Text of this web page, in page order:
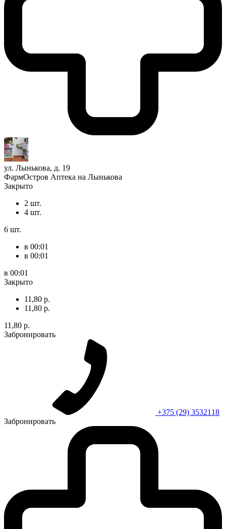
ул. Лынькова, д. 19
ФармОстров Аптека на Лынькова
Закрыто
2 шт.
4 шт.
6 шт.
в 00:01
в 00:01
в 00:01
Закрыто
11,80 р.
11,80 р.
11,80 р.
Забронировать
+375 (29) 3532118
Забронировать